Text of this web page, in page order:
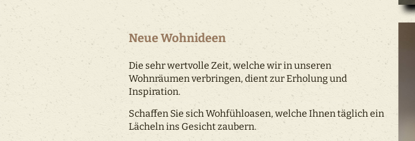
Neue Wohnideen
Die sehr wertvolle Zeit, welche wir in unseren
Wohnräumen verbringen, dient zur Erholung und
Inspiration.
Schaffen Sie sich Wohfühloasen, welche Ihnen täglich ein
Lächeln ins Gesicht zaubern.